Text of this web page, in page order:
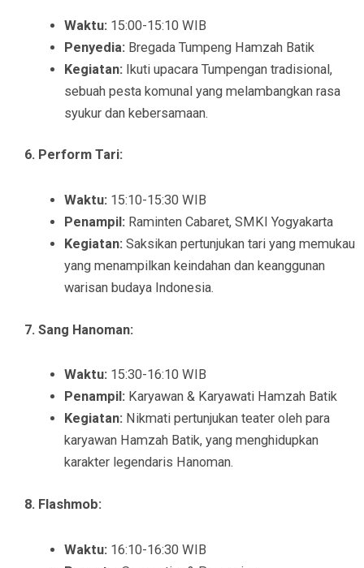
Waktu: 15:00-15:10 WIB
Penyedia: Bregada Tumpeng Hamzah Batik
Kegiatan: Ikuti upacara Tumpengan tradisional,
sebuah pesta komunal yang melambangkan rasa
syukur dan kebersamaan.
6. Perform Tari:
Waktu: 15:10-15:30 WIB
Penampil: Raminten Cabaret, SMKI Yogyakarta
Kegiatan: Saksikan pertunjukan tari yang memukau
yang menampilkan keindahan dan keanggunan
warisan budaya Indonesia.
7. Sang Hanoman:
Waktu: 15:30-16:10 WIB
Penampil: Karyawan & Karyawati Hamzah Batik
Kegiatan: Nikmati pertunjukan teater oleh para
karyawan Hamzah Batik, yang menghidupkan
karakter legendaris Hanoman.
8. Flashmob:
Waktu: 16:10-16:30 WIB